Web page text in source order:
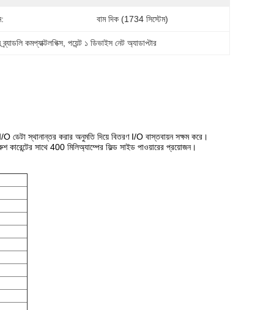
বাম দিক (1734 সিস্টেম)
কমপ্যাক্টলগিক্স , পয়েন্ট ১ ডিভাইস নেট অ্যাডাপ্টার
I/O ডেটা স্থানান্তর করার অনুমতি দিয়ে বিতরণ I/O বাস্তবায়ন সক্ষম করে।
সাথে 400 মিলিঅ্যাম্পের ফিল্ড সাইড পাওয়ারের প্রয়োজন।